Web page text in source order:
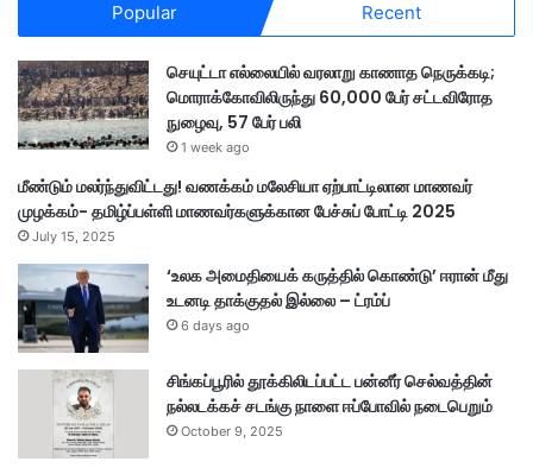
Popular Recent
செயுட்டா எல்லையில் வரலாறு காணாத நெருக்கடி;
மொராக்கோவிலிருந்து 60,000 பேர் சட்டவிரோத
நுழைவு, 57 பேர் பலி
1 week ago
மீண்டும் மலர்ந்துவிட்டது! வணக்கம் மலேசியா ஏற்பாட்டிலான மாணவர்
முழக்கம்- தமிழ்ப்பள்ளி மாணவர்களுக்கான பேச்சுப் போட்டி 2025
July 15, 2025
‘உலக அமைதியைக் கருத்தில் கொண்டு’ ஈரான் மீது
உடனடி தாக்குதல் இல்லை – ட்ரம்ப்
6 days ago
சிங்கப்பூரில் தூக்கிலிடப்பட்ட பன்னீர் செல்வத்தின்
நல்லடக்கச் சடங்கு நாளை ஈப்போவில் நடைபெறும்
October 9, 2025